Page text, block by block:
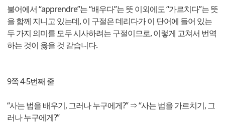
불어에서 “apprendre”는 “배우다”는 뜻 이외에도 “가르치다”는 뜻
을 함께 지니고 있는데, 이 구절은 데리다가 이 단어에 들어 있는
두 가지 의미를 모두 시사하려는 구절이므로, 이렇게 고쳐서 번역
하는 것이 옳을 것 같습니다.
9쪽 4-5번째 줄
“사는 법을 배우기, 그러나 누구에게?” ⇒ “사는 법을 가르치기, 그
러나 누구에게?”